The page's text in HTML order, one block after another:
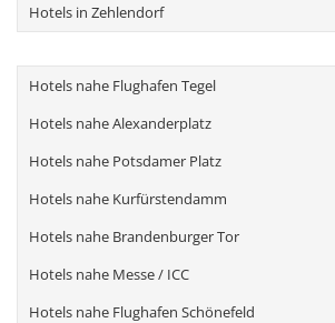
Hotels in Zehlendorf
Hotels nahe Flughafen Tegel
Hotels nahe Alexanderplatz
Hotels nahe Potsdamer Platz
Hotels nahe Kurfürstendamm
Hotels nahe Brandenburger Tor
Hotels nahe Messe / ICC
Hotels nahe Flughafen Schönefeld